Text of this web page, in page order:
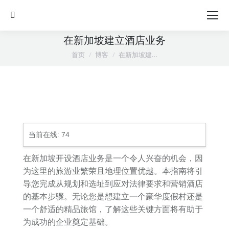
Search:
在新加坡建立酒店业务
您在这里：
首页 博客 在新加坡建…
当前在线: 74
在新加坡开设酒店业务是一个令人兴奋的机会，因
为这里的旅游业繁荣且地理位置优越。本指南将引
导您完成从规划和选址到应对法律要求和营销酒店
的基本步骤。无论您是想建立一个豪华度假村还是
一个舒适的精品旅馆，了解这些关键方面将有助于
为成功的企业奠定基础。